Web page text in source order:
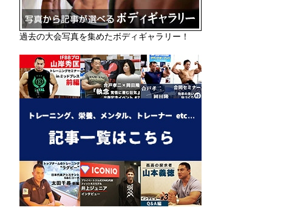
過去の大会写真を集めたボディギャラリー！